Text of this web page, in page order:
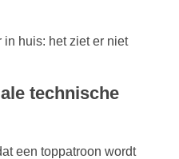
in huis: het ziet er niet
technische
een toppatroon wordt